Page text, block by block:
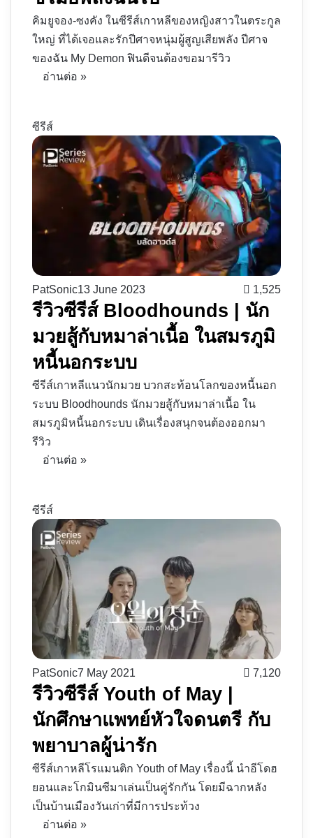
คิมยูจอง-ซงคัง ในซีรีส์เกาหลีของหญิงสาวในตระกูล
ใหญ่ ที่ได้เจอและรักปีศาจหนุ่มผู้สูญเสียพลัง ปีศาจ
ของฉัน My Demon ฟินดีจนต้องขอมารีวิว
อ่านต่อ »
ซีรีส์
PatSonic13 June 2023 1,525
รีวิวซีรีส์ Bloodhounds | นัก
มวยสู้กับหมาล่าเนื้อ ในสมรภูมิ
หนี้นอกระบบ
ซีรีส์เกาหลีแนวนักมวย บวกสะท้อนโลกของหนี้นอก
ระบบ Bloodhounds นักมวยสู้กับหมาล่าเนื้อ ใน
สมรภูมิหนี้นอกระบบ เดินเรื่องสนุกจนต้องออกมา
รีวิว
อ่านต่อ »
ซีรีส์
PatSonic7 May 2021 7,120
รีวิวซีรีส์ Youth of May |
นักศึกษาแพทย์หัวใจดนตรี กับ
พยาบาลผู้น่ารัก
ซีรีส์เกาหลีโรแมนติก Youth of May เรื่องนี้ นำอีโดฮ
ยอนและโกมินซีมาเล่นเป็นคู่รักกัน โดยมีฉากหลัง
เป็นบ้านเมืองวันเก่าที่มีการประท้วง
อ่านต่อ »